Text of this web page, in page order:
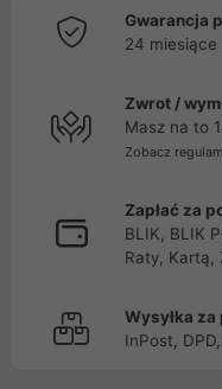
Gwarancja
24 miesiące
Zwrot /
Masz na to
Zobacz
Zapłać za
BLIK, BLIK
Raty, Kartą,
Wysyłka za
InPost, DPD,